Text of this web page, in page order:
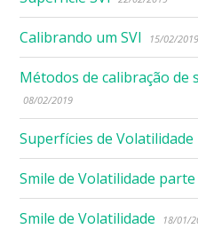
Calibrando um SVI 15/02/2019
Métodos de calibração de
08/02/2019
Superfícies de Volatilidade
Smile de Volatilidade parte
Smile de Volatilidade 18/01/